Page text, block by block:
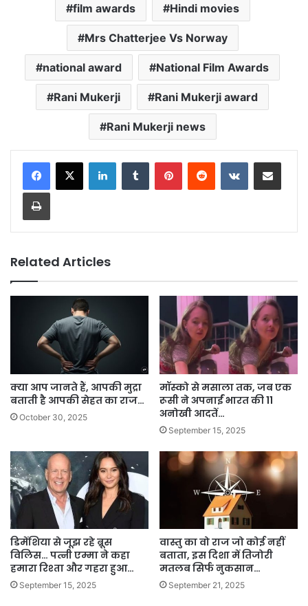
film awards Hindi movies
Mrs Chatterjee Vs Norway
national award National Film Awards
Rani Mukerji Rani Mukerji award
Rani Mukerji news
LinkedInTumblr PinterestReddit VKontakteShare via Email
Print
Related Articles
क्या आप जानते हैं, आपकी मुद्रा
बताती है आपकी सेहत का राज…
October 30, 2025
मॉस्को से मसाला तक, जब एक
रूसी ने अपनाईं भारत की 11
अनोखी आदतें…
September 15, 2025
डिमेंशिया से जूझ रहे ब्रूस
विलिस… पत्नी एम्मा ने कहा
हमारा रिश्ता और गहरा हुआ…
September 15, 2025
वास्तु का वो राज जो कोई नहीं
बताता, इस दिशा में तिजोरी
मतलब सिर्फ नुकसान…
September 21, 2025